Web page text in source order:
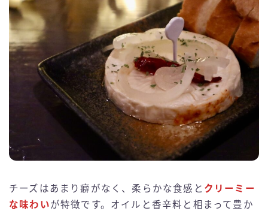
チーズはあまり癖がなく、柔らかな食感と クリーミー
な味わいが特徴です。オイルと香辛料と相まって豊か